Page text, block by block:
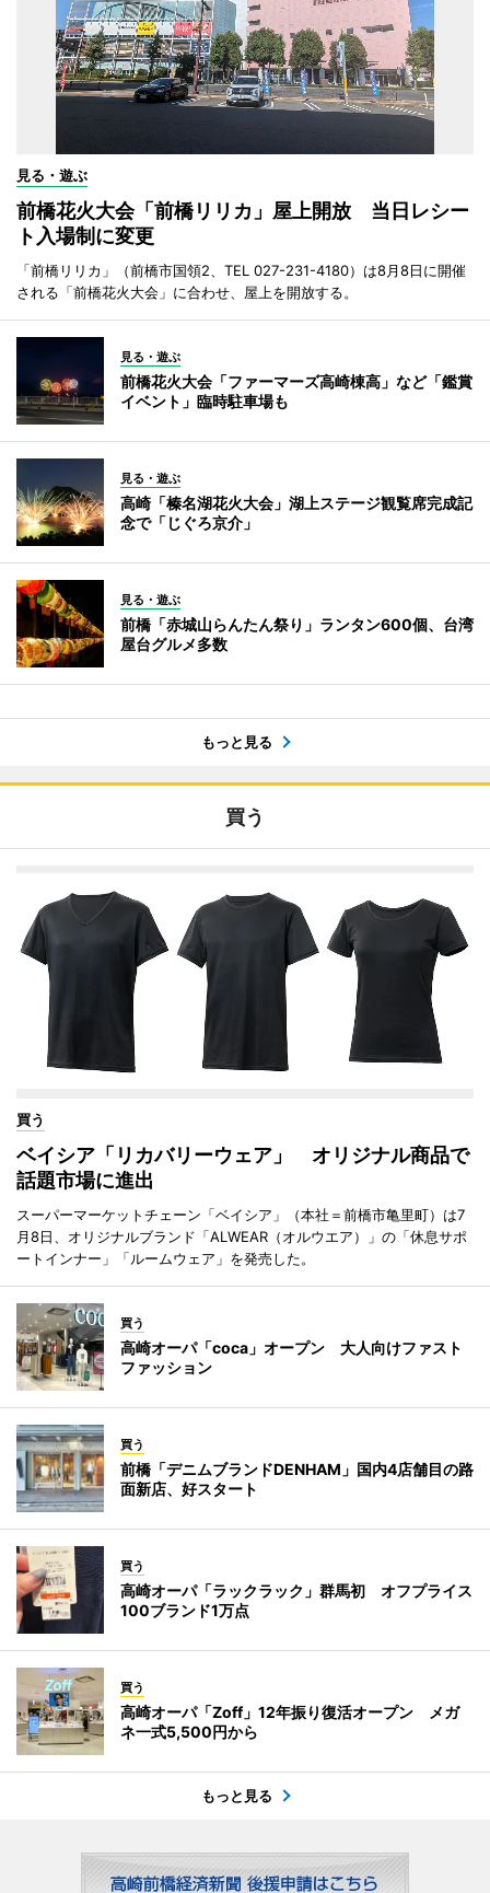
見る・遊ぶ
前橋花火大会「前橋リリカ」屋上開放 当日レシー
ト入場制に変更
「前橋リリカ」（前橋市国領2、TEL 027-231-4180）は8月8日に開催
される「前橋花火大会」に合わせ、屋上を開放する。
見る・遊ぶ
前橋花火大会「ファーマーズ高崎棟高」など「鑑賞
イベント」臨時駐車場も
見る・遊ぶ
高崎「榛名湖花火大会」湖上ステージ観覧席完成記
念で「じぐろ京介」
見る・遊ぶ
前橋「赤城山らんたん祭り」ランタン600個、台湾
屋台グルメ多数
もっと見る
買う
買う
ベイシア「リカバリーウェア」 オリジナル商品で
話題市場に進出
スーパーマーケットチェーン「ベイシア」（本社＝前橋市亀里町）は7
月8日、オリジナルブランド「ALWEAR（オルウエア）」の「休息サポ
ートインナー」「ルームウェア」を発売した。
買う
高崎オーパ「coca」オープン 大人向けファスト
ファッション
買う
前橋「デニムブランドDENHAM」国内4店舗目の路
面新店、好スタート
買う
高崎オーパ「ラックラック」群馬初 オフプライス
100ブランド1万点
買う
高崎オーパ「Zoff」12年振り復活オープン メガ
ネ一式5,500円から
もっと見る